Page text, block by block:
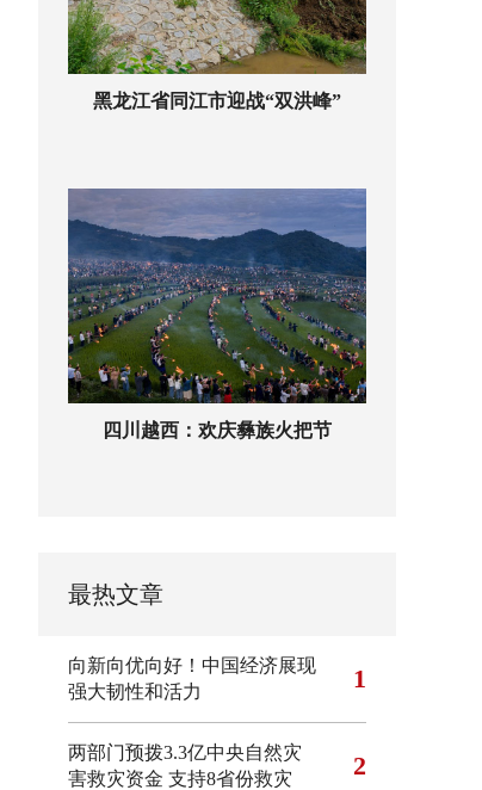
黑龙江省同江市迎战“双洪峰”
四川越西：欢庆彝族火把节
最热文章
向新向优向好！中国经济展现
强大韧性和活力
1
两部门预拨3.3亿中央自然灾
害救灾资金 支持8省份救灾
2